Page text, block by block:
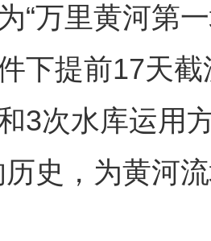
“万里黄河第
下提前17天
3次水库运用
历史，为黄河